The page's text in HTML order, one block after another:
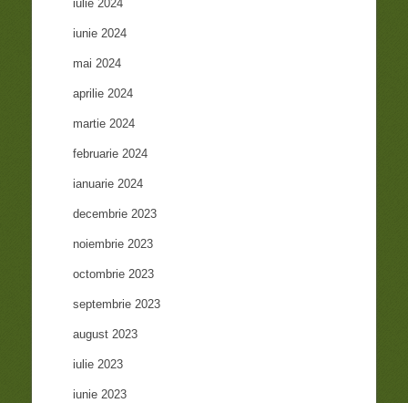
iulie 2024
iunie 2024
mai 2024
aprilie 2024
martie 2024
februarie 2024
ianuarie 2024
decembrie 2023
noiembrie 2023
octombrie 2023
septembrie 2023
august 2023
iulie 2023
iunie 2023